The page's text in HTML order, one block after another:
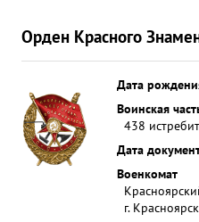
Орден Красного
Дата
Воинская
438
Дата
Военкомат
г. Красноярск